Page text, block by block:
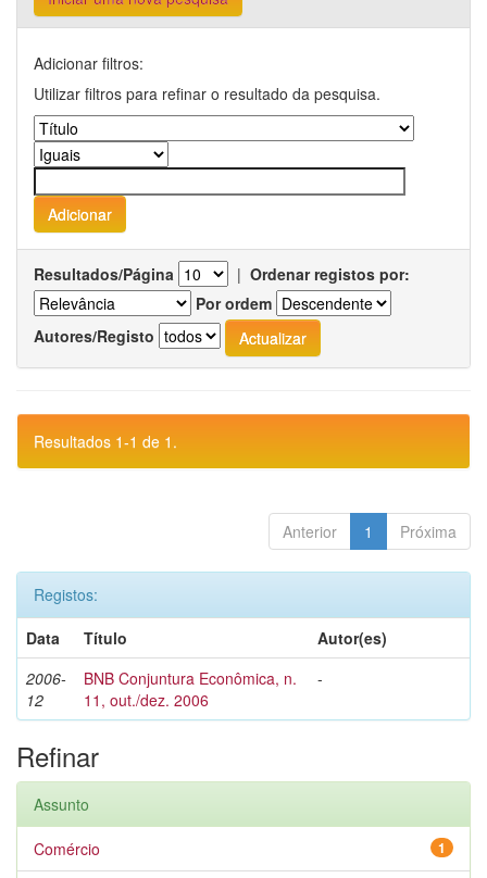
Adicionar filtros:
Utilizar filtros para refinar o resultado da pesquisa.
Resultados/Página | Ordenar registos por:
Por ordem
Autores/Registo
Resultados 1-1 de 1.
Anterior 1 Próxima
Registos:
Data
Título
Autor(es)
2006-
12
BNB Conjuntura Econômica, n.
11, out./dez. 2006
-
Refinar
Assunto
1
Comércio